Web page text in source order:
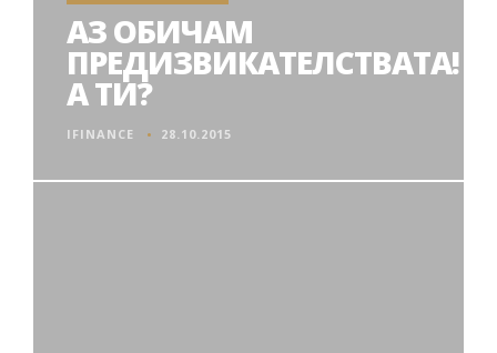
АЗ ОБИЧАМ
ПРЕДИЗВИКАТЕЛСТВАТА!
А ТИ?
IFINANCE 28.10.2015